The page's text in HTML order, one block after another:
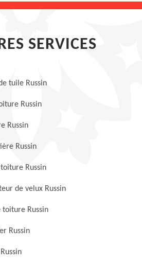
SERVICES
tuile Russin
Russin
Russin
Russin
Russin
de velux Russin
toiture Russin
Russin